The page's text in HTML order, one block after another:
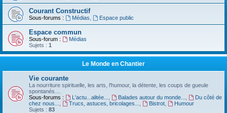
Courant Constructif
Sous-forums : Médias Espace public
Espace commun
Sous-forum :
Médias
Sujets : 1
Le Monde en Chantier
Vie courante
La nourriture spirituelle, les arts, l'humour, la détente, les coups de gueule
spontanés....
Sous-forums :
L'actu...alitée... Balades autour du monde...
Du côté de
chez nous...
Trucs, astuces, bricolages... Bistrot,
Humour
Sujets : 83